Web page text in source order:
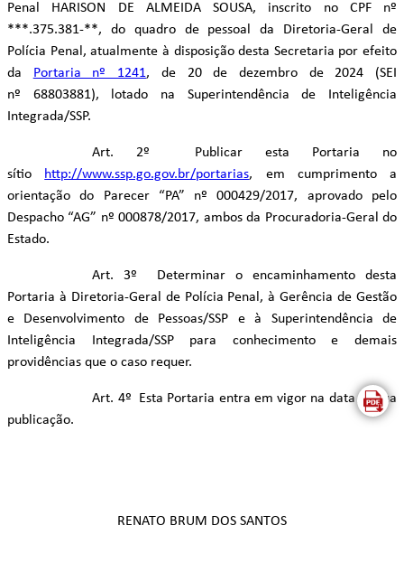
Penal HARISON DE ALMEIDA SOUSA, inscrito no CPF nº
***.375.381-**, do quadro de pessoal da Diretoria-Geral de
Polícia Penal, atualmente à disposição desta Secretaria por efeito
da
Portaria nº 1241, de 20 de dezembro de 2024 (SEI
nº 68803881), lotado na Superintendência de Inteligência
Integrada/SSP.
Art. 2º Publicar esta Portaria no
sítio
http://www.ssp.go.gov.br/portarias, em cumprimento a
orientação do Parecer “PA” nº 000429/2017, aprovado pelo
Despacho “AG” nº 000878/2017, ambos da Procuradoria-Geral do
Estado.
Art. 3º Determinar o encaminhamento desta
Portaria à Diretoria-Geral de Polícia Penal, à Gerência de Gestão
e Desenvolvimento de Pessoas/SSP e à Superintendência de
Inteligência Integrada/SSP para conhecimento e demais
providências que o caso requer.
Art. 4º Esta Portaria entra em vigor na data de sua
publicação.
RENATO BRUM DOS SANTOS